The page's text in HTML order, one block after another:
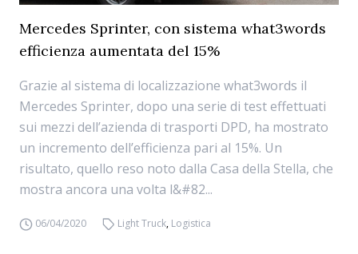
Mercedes Sprinter, con sistema what3words
efficienza aumentata del 15%
Grazie al sistema di localizzazione what3words il
Mercedes Sprinter, dopo una serie di test effettuati
sui mezzi dell’azienda di trasporti DPD, ha mostrato
un incremento dell’efficienza pari al 15%. Un
risultato, quello reso noto dalla Casa della Stella, che
mostra ancora una volta l&#82...
06/04/2020 Light Truck, Logistica